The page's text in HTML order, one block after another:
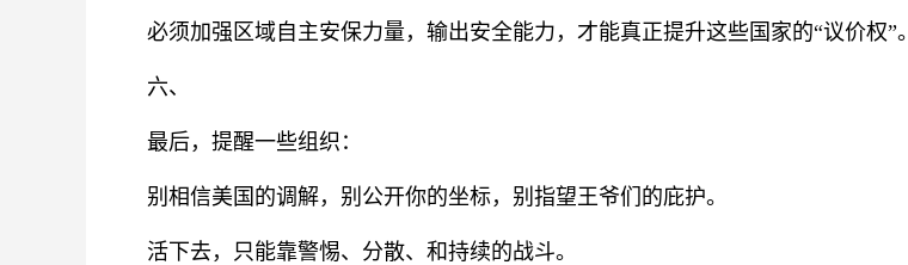
必须加强区域自主安保力量，输出安全能力，才能真正提升这些国家的“议价权”。
六、
最后，提醒一些组织：
别相信美国的调解，别公开你的坐标，别指望王爷们的庇护。
活下去，只能靠警惕、分散、和持续的战斗。